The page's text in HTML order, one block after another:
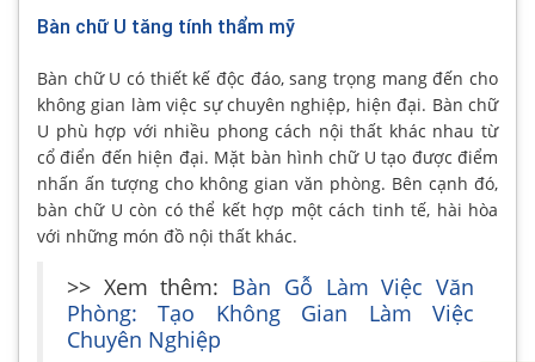
Bàn chữ U tăng tính thẩm mỹ
Bàn chữ U có thiết kế độc đáo, sang trọng mang đến cho
không gian làm việc sự chuyên nghiệp, hiện đại. Bàn chữ
U phù hợp với nhiều phong cách nội thất khác nhau từ
cổ điển đến hiện đại. Mặt bàn hình chữ U tạo được điểm
nhấn ấn tượng cho không gian văn phòng. Bên cạnh đó,
bàn chữ U còn có thể kết hợp một cách tinh tế, hài hòa
với những món đồ nội thất khác.
>> Xem thêm: Bàn Gỗ Làm Việc Văn
Phòng: Tạo Không Gian Làm Việc
Chuyên Nghiệp